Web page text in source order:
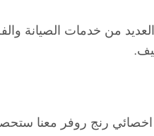
من خدمات الصيانة
رنج روفر معنا